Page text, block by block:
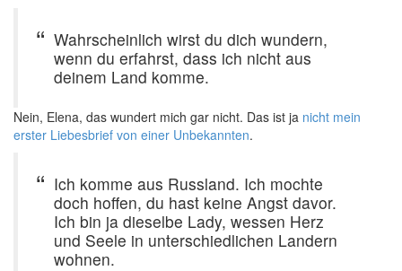
Wahrscheinlich wirst du dich wundern,
wenn du erfahrst, dass ich nicht aus
deinem Land komme.
Nein, Elena, das wundert mich gar nicht. Das ist ja nicht mein
erster Liebesbrief von einer Unbekannten.
Ich komme aus Russland. Ich mochte
doch hoffen, du hast keine Angst davor.
Ich bin ja dieselbe Lady, wessen Herz
und Seele in unterschiedlichen Landern
wohnen.